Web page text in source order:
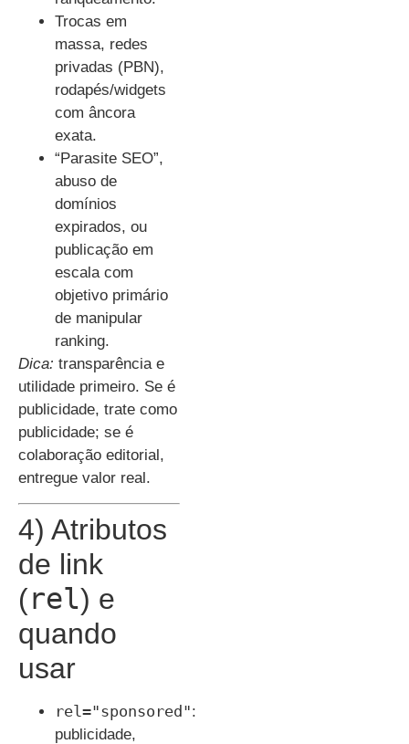
Trocas em
massa, redes
privadas (PBN),
rodapés/widgets
com âncora
exata.
“Parasite SEO”,
abuso de
domínios
expirados, ou
publicação em
escala com
objetivo primário
de manipular
ranking.
Dica: transparência e
utilidade primeiro. Se é
publicidade, trate como
publicidade; se é
colaboração editorial,
entregue valor real.
4) Atributos
de link
(rel) e
quando
usar
rel="sponsored":
publicidade,